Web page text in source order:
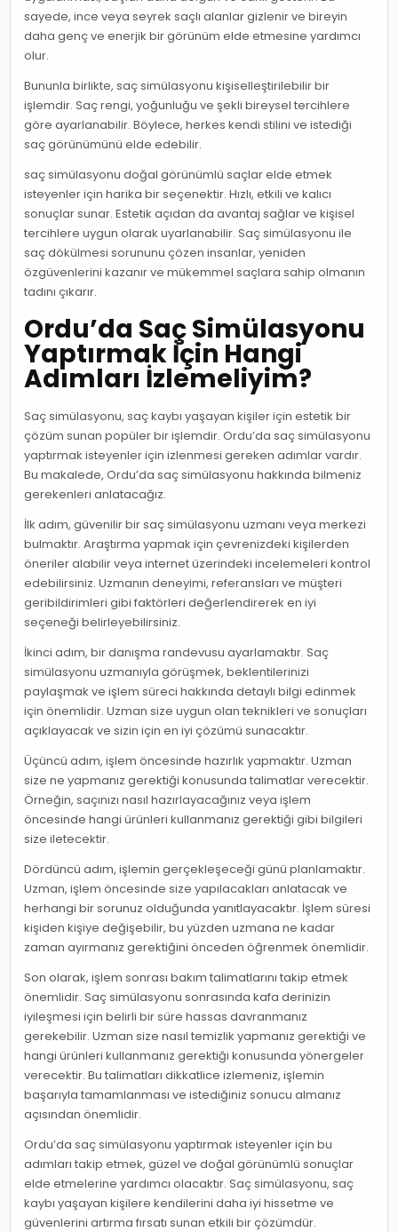
sayede, ince veya seyrek saçlı alanlar gizlenir ve bireyin
daha genç ve enerjik bir görünüm elde etmesine yardımcı
olur.
Bununla birlikte, saç simülasyonu kişiselleştirilebilir bir
işlemdir. Saç rengi, yoğunluğu ve şekli bireysel tercihlere
göre ayarlanabilir. Böylece, herkes kendi stilini ve istediği
saç görünümünü elde edebilir.
saç simülasyonu doğal görünümlü saçlar elde etmek
isteyenler için harika bir seçenektir. Hızlı, etkili ve kalıcı
sonuçlar sunar. Estetik açıdan da avantaj sağlar ve kişisel
tercihlere uygun olarak uyarlanabilir. Saç simülasyonu ile
saç dökülmesi sorununu çözen insanlar, yeniden
özgüvenlerini kazanır ve mükemmel saçlara sahip olmanın
tadını çıkarır.
Ordu’da Saç Simülasyonu
Yaptırmak İçin Hangi
Adımları İzlemeliyim?
Saç simülasyonu, saç kaybı yaşayan kişiler için estetik bir
çözüm sunan popüler bir işlemdir. Ordu’da saç simülasyonu
yaptırmak isteyenler için izlenmesi gereken adımlar vardır.
Bu makalede, Ordu’da saç simülasyonu hakkında bilmeniz
gerekenleri anlatacağız.
İlk adım, güvenilir bir saç simülasyonu uzmanı veya merkezi
bulmaktır. Araştırma yapmak için çevrenizdeki kişilerden
öneriler alabilir veya internet üzerindeki incelemeleri kontrol
edebilirsiniz. Uzmanın deneyimi, referansları ve müşteri
geribildirimleri gibi faktörleri değerlendirerek en iyi
seçeneği belirleyebilirsiniz.
İkinci adım, bir danışma randevusu ayarlamaktır. Saç
simülasyonu uzmanıyla görüşmek, beklentilerinizi
paylaşmak ve işlem süreci hakkında detaylı bilgi edinmek
için önemlidir. Uzman size uygun olan teknikleri ve sonuçları
açıklayacak ve sizin için en iyi çözümü sunacaktır.
Üçüncü adım, işlem öncesinde hazırlık yapmaktır. Uzman
size ne yapmanız gerektiği konusunda talimatlar verecektir.
Örneğin, saçınızı nasıl hazırlayacağınız veya işlem
öncesinde hangi ürünleri kullanmanız gerektiği gibi bilgileri
size iletecektir.
Dördüncü adım, işlemin gerçekleşeceği günü planlamaktır.
Uzman, işlem öncesinde size yapılacakları anlatacak ve
herhangi bir sorunuz olduğunda yanıtlayacaktır. İşlem süresi
kişiden kişiye değişebilir, bu yüzden uzmana ne kadar
zaman ayırmanız gerektiğini önceden öğrenmek önemlidir.
Son olarak, işlem sonrası bakım talimatlarını takip etmek
önemlidir. Saç simülasyonu sonrasında kafa derinizin
iyileşmesi için belirli bir süre hassas davranmanız
gerekebilir. Uzman size nasıl temizlik yapmanız gerektiği ve
hangi ürünleri kullanmanız gerektiği konusunda yönergeler
verecektir. Bu talimatları dikkatlice izlemeniz, işlemin
başarıyla tamamlanması ve istediğiniz sonucu almanız
açısından önemlidir.
Ordu’da saç simülasyonu yaptırmak isteyenler için bu
adımları takip etmek, güzel ve doğal görünümlü sonuçlar
elde etmelerine yardımcı olacaktır. Saç simülasyonu, saç
kaybı yaşayan kişilere kendilerini daha iyi hissetme ve
güvenlerini artırma fırsatı sunan etkili bir çözümdür.